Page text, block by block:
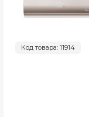
Код товара: 11914